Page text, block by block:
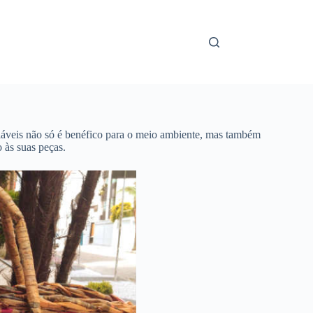
não só é benéfico para o meio ambiente, mas também
suas peças.